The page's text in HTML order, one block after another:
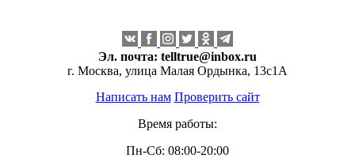
Эл. почта: telltrue@inbox.ru
г. Москва, улица Малая Ордынка, 13с1А
Написать нам Проверить сайт
Время работы:
Пн-Сб: 08:00-20:00